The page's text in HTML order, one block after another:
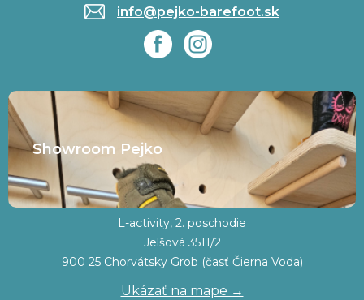
info@pejko-barefoot.sk
Showroom Pejko
L-activity, 2. poschodie
Jelšová 3511/2
900 25 Chorvátsky Grob (časť Čierna Voda)
Ukázať na mape →